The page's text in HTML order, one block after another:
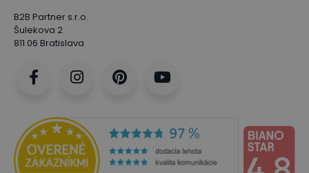
B2B Partner s.r.o.
Šulekova 2
811 06 Bratislava